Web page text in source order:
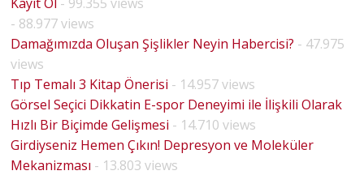
- 88.977 views
Damağımızda Oluşan Şişlikler Neyin Habercisi? - 47.975
views
Tıp Temalı 3 Kitap Önerisi - 14.957 views
Görsel Seçici Dikkatin E-spor Deneyimi ile İlişkili Olarak
Hızlı Bir Biçimde Gelişmesi - 14.710 views
Girdiyseniz Hemen Çıkın! Depresyon ve Moleküler
Mekanizması - 13.803 views